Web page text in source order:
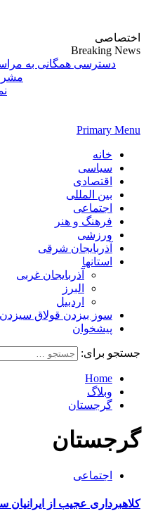
اختصاصی
Breaking News
دسترسی همگانی به
Primary Menu
خانه
سیاسی
اقتصادی
بین المللی
اجتماعی
فرهنگ و هنر
ورزشی
آذربایجان شرقی
استانها
آذربایجان غربی
البرز
اردبیل
سوز بیزدن قولاق سیزدن
پیشخوان
جستجو برای:
Home
وبلاگ
گرجستان
گرجستان
اجتماعی
کلاهبرداری عجیب از